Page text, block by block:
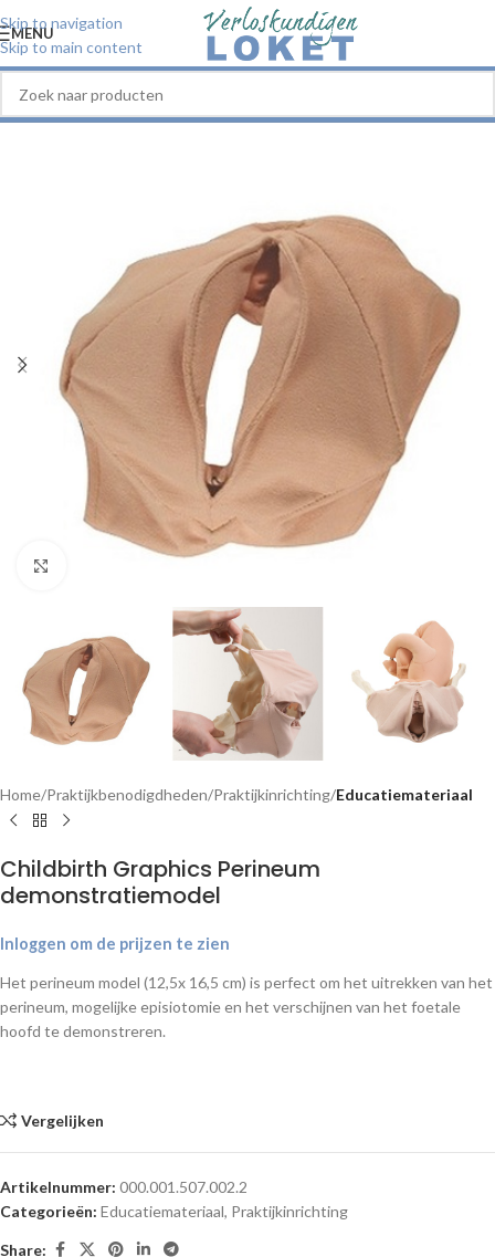
Skip to navigation
Skip to main content
MENU
Home Praktijkbenodigdheden Praktijkinrichting Educatiemateriaal
Childbirth Graphics Perineum
demonstratiemodel
Inloggen om de prijzen te zien
Het perineum model (12,5x 16,5 cm) is perfect om het uitrekken van het
perineum, mogelijke episiotomie en het verschijnen van het foetale
hoofd te demonstreren.
Vergelijken
Artikelnummer: 000.001.507.002.2
Categorieën: Educatiemateriaal, Praktijkinrichting
Share: